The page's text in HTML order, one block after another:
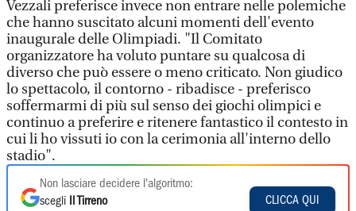
Vezzali preferisce invece non entrare nelle polemiche
che hanno suscitato alcuni momenti dell'evento
inaugurale delle Olimpiadi. "Il Comitato
organizzatore ha voluto puntare su qualcosa di
diverso che può essere o meno criticato. Non giudico
lo spettacolo, il contorno - ribadisce - preferisco
soffermarmi di più sul senso dei giochi olimpici e
continuo a preferire e ritenere fantastico il contesto in
cui li ho vissuti io con la cerimonia all'interno dello
stadio".
Non lasciare decidere l'algoritmo:
scegli
Il Tirreno
CLICCA QUI